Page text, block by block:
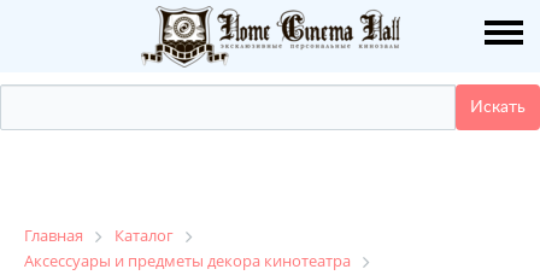
Главная
Каталог
Аксессуары и предметы декора кинотеатра
О НАС